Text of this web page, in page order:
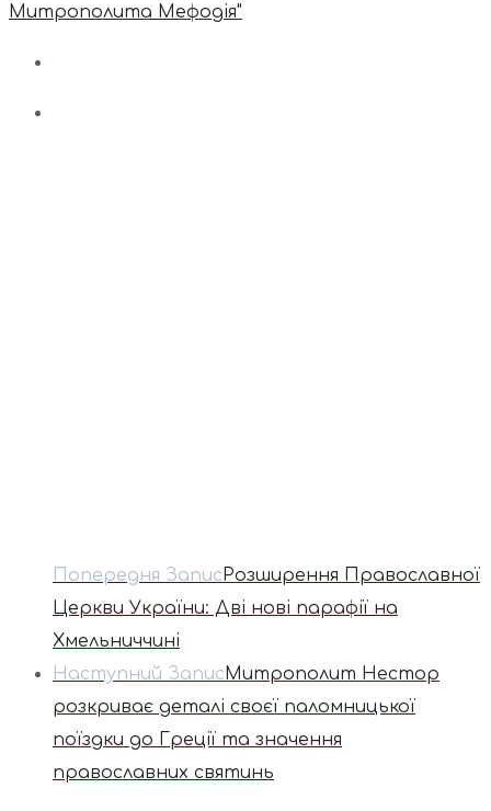
Митрополита Мефодія"
Попередня ЗаписРозширення Православної
Церкви України: Дві нові парафії на
Хмельниччині
Наступний ЗаписМитрополит Нестор
розкриває деталі своєї паломницької
поїздки до Греції та значення
православних святинь